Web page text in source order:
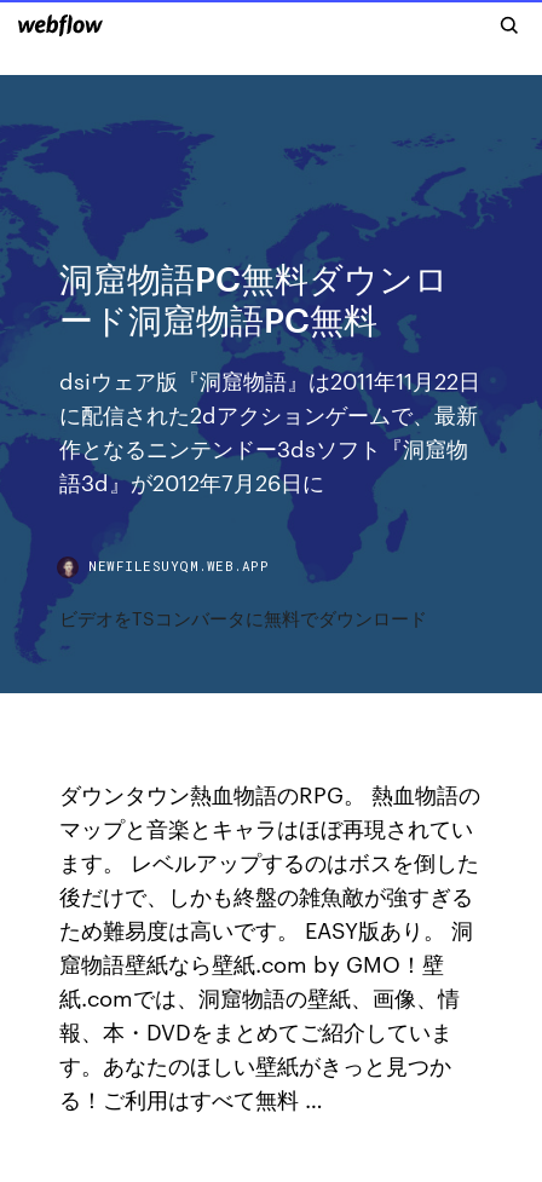
洞窟物語PC無料ダウンロ
ード洞窟物語PC無料
dsiウェア版『洞窟物語』は2011年11月22日
に配信された2dアクションゲームで、最新
作となるニンテンドー3dsソフト『洞窟物
語3d』が2012年7月26日に
NEWFILESUYQM.WEB.APP
ビデオをTSコンバータに無料でダウンロード
ダウンタウン熱血物語のRPG。 熱血物語の
マップと音楽とキャラはほぼ再現されてい
ます。 レベルアップするのはボスを倒した
後だけで、しかも終盤の雑魚敵が強すぎる
ため難易度は高いです。 EASY版あり。 洞
窟物語壁紙なら壁紙.com by GMO！壁
紙.comでは、洞窟物語の壁紙、画像、情
報、本・DVDをまとめてご紹介していま
す。あなたのほしい壁紙がきっと見つか
る！ご利用はすべて無料 …